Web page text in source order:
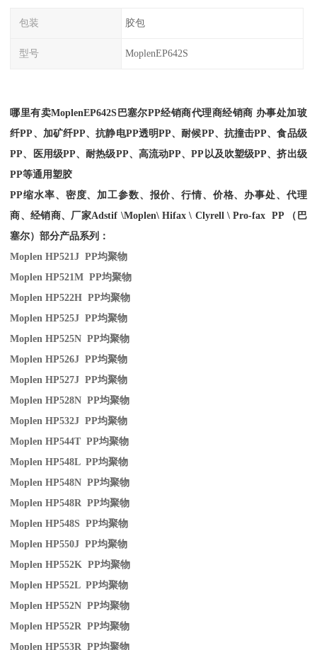
包装 胶包
型号 MoplenEP642S
哪里有卖MoplenEP642S 巴塞尔PP经销商代理商经销商 办事处加玻
纤PP、加矿纤PP、抗静电PP透明PP、耐候PP、抗撞击PP、食品级
PP、医用级PP、耐热级PP、高流动PP、PP以及吹塑级PP、挤出级
PP等通用塑胶
PP缩水率、密度、加工参数、报价、行情、价格、办事处、代理
商、经销商、厂家Adstif \Moplen\ Hifax \ Clyrell \ Pro-fax PP （巴
塞尔）部分产品系列：
Moplen HP521J PP均聚物
Moplen HP521M PP均聚物
Moplen HP522H PP均聚物
Moplen HP525J PP均聚物
Moplen HP525N PP均聚物
Moplen HP526J PP均聚物
Moplen HP527J PP均聚物
Moplen HP528N PP均聚物
Moplen HP532J PP均聚物
Moplen HP544T PP均聚物
Moplen HP548L PP均聚物
Moplen HP548N PP均聚物
Moplen HP548R PP均聚物
Moplen HP548S PP均聚物
Moplen HP550J PP均聚物
Moplen HP552K PP均聚物
Moplen HP552L PP均聚物
Moplen HP552N PP均聚物
Moplen HP552R PP均聚物
Moplen HP553R PP均聚物